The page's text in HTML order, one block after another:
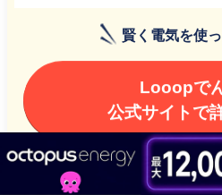
賢く電気を使
Looopで
公式サイトで